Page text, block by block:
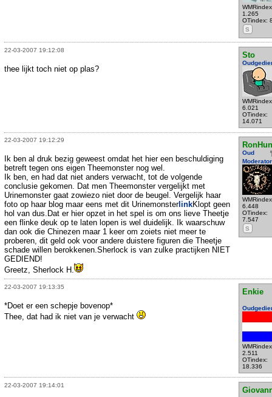
1.265
OTindex:
S
22-03-2007 19:12:08
Sto
6.021
OTindex:
14.071
thee lijkt toch niet op plas?
22-03-2007 19:12:29
Oud
Moderator
6.448
OTindex:
7.547
S
Ik ben al druk bezig geweest omdat het hier een beschuldiging
betreft tegen ons eigen Theemonster nog wel.
Ik ben, en had dat niet anders verwacht, tot de volgende
conclusie gekomen. Dat men Theemonster vergelijkt met
Urinemonster gaat zowiezo niet door de beugel. Vergelijk haar
foto op haar blog maar eens met dit UrinemonsterlinkKlopt geen
hol van dus.Dat er hier opzet in het spel is om ons lieve Theetje
een flinke deuk op te laten lopen is wel duidelijk. Ik waarschuw
dan ook die Chinezen maar 1 keer om zoiets niet meer te
proberen, dit geld ook voor andere duistere figuren die Theetje
schade willen berokkenen.Sherlock is van zulke practijken NIET
GEDIEND!
Greetz, Sherlock H.
22-03-2007 19:13:35
Enkie
2.511
OTindex:
18.336
*Doet er een schepje bovenop*
Thee, dat had ik niet van je verwacht
22-03-2007 19:14:01